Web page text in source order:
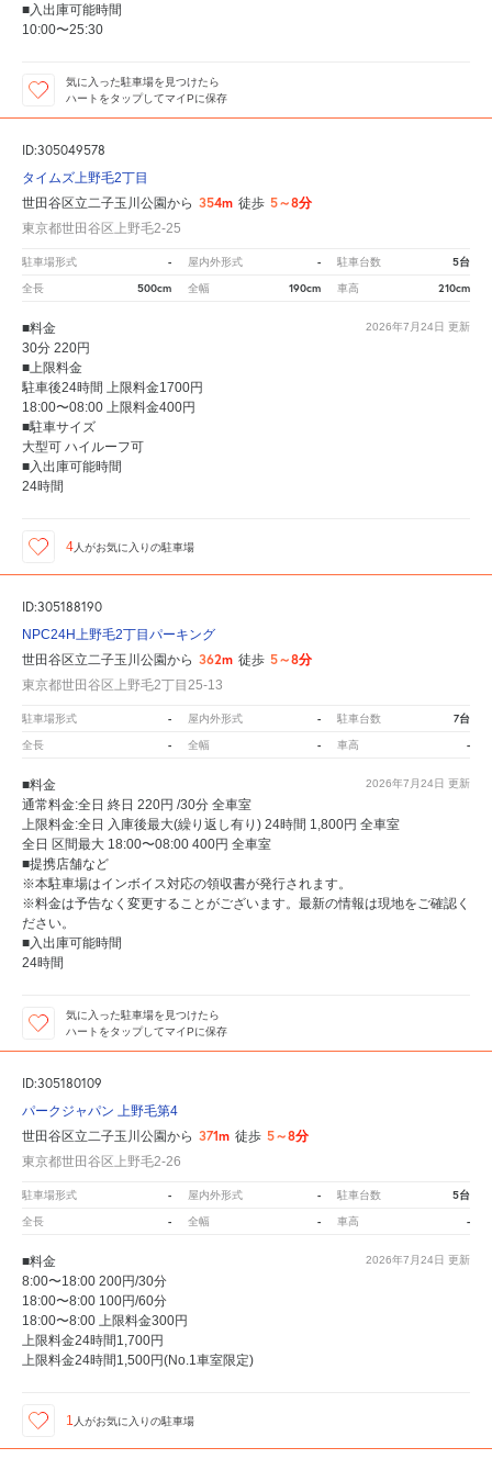
■入出庫可能時間
10:00〜25:30
気に入った駐車場を見つけたら
ハートをタップしてマイPに保存
ID:305049578
タイムズ上野毛2丁目
世田谷区立二子玉川公園から 354m 徒歩 5～8分
東京都世田谷区上野毛2-25
駐車場形式 - 屋内外形式 - 駐車台数 5台
全長 500cm 全幅 190cm 車高 210cm
2026年7月24日 更新
■料金
30分 220円
■上限料金
駐車後24時間 上限料金1700円
18:00〜08:00 上限料金400円
■駐車サイズ
大型可 ハイルーフ可
■入出庫可能時間
24時間
4 人がお気に入りの駐車場
ID:305188190
NPC24H上野毛2丁目パーキング
世田谷区立二子玉川公園から 362m 徒歩 5～8分
東京都世田谷区上野毛2丁目25-13
駐車場形式 - 屋内外形式 - 駐車台数 7台
全長 - 全幅 - 車高 -
2026年7月24日 更新
■料金
通常料金:全日 終日 220円 /30分 全車室
上限料金:全日 入庫後最大(繰り返し有り) 24時間 1,800円 全車室
全日 区間最大 18:00〜08:00 400円 全車室
■提携店舗など
※本駐車場はインボイス対応の領収書が発行されます。
※料金は予告なく変更することがございます。最新の情報は現地をご確認く
ださい。
■入出庫可能時間
24時間
気に入った駐車場を見つけたら
ハートをタップしてマイPに保存
ID:305180109
パークジャパン 上野毛第4
世田谷区立二子玉川公園から 371m 徒歩 5～8分
東京都世田谷区上野毛2-26
駐車場形式 - 屋内外形式 - 駐車台数 5台
全長 - 全幅 - 車高 -
2026年7月24日 更新
■料金
8:00〜18:00 200円/30分
18:00〜8:00 100円/60分
18:00〜8:00 上限料金300円
上限料金24時間1,700円
上限料金24時間1,500円(No.1車室限定)
1 人がお気に入りの駐車場